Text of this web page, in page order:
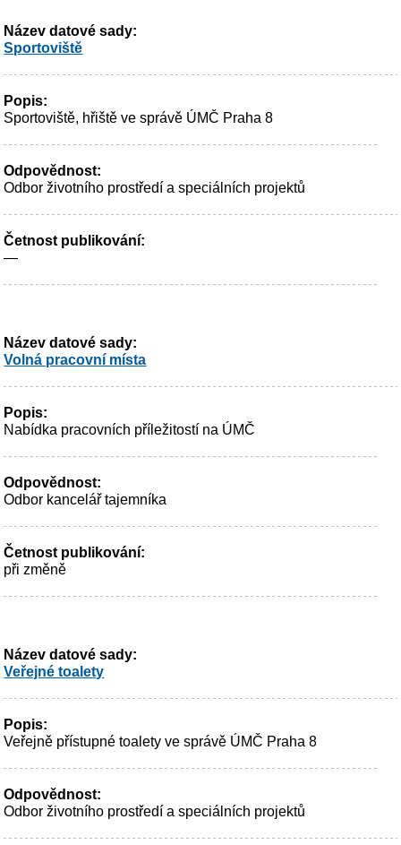
Název datové sady:
Sportoviště
Popis:
Sportoviště, hřiště ve správě ÚMČ Praha 8
Odpovědnost:
Odbor životního prostředí a speciálních projektů
Četnost publikování:
—
Název datové sady:
Volná pracovní místa
Popis:
Nabídka pracovních příležitostí na ÚMČ
Odpovědnost:
Odbor kancelář tajemníka
Četnost publikování:
při změně
Název datové sady:
Veřejné toalety
Popis:
Veřejně přístupné toalety ve správě ÚMČ Praha 8
Odpovědnost:
Odbor životního prostředí a speciálních projektů